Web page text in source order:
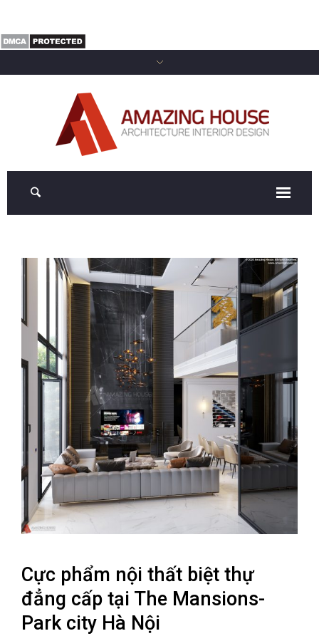
Cực phẩm nội thất biệt thự
đẳng cấp tại The Mansions-
Park city Hà Nội